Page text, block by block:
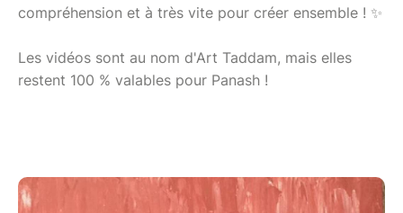
compréhension et à très vite pour créer ensemble ! ✨
Les vidéos sont au nom d'Art Taddam, mais elles
restent 100 % valables pour Panash !